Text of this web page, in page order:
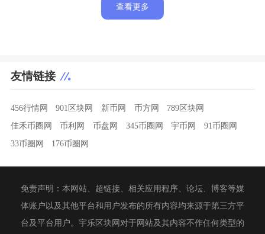
查看更多
友情链接
456行情网 901区块网 新币网 币方网
789区块网
佳禾币圈网
币利网 币盘网 345币圈网 宇币网
91币圈网
33币圈网
176币圈网
免责声明：本网站、超链接、相关应用程序、论坛、博客等媒
体账户以及其他平台和用户发布的所有内容均来源于第三方平
台及平台用户。宇乐区块网对于网站及其内容不作任何类型的